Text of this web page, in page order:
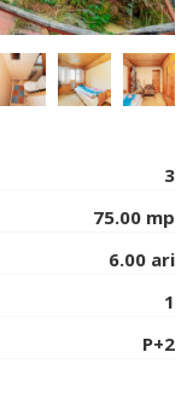
3
75.00 mp
6.00 ari
1
P+2